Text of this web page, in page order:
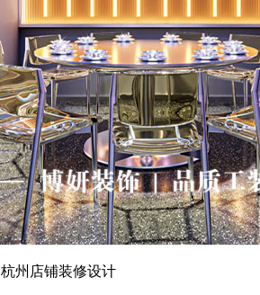
杭州店铺装修设计